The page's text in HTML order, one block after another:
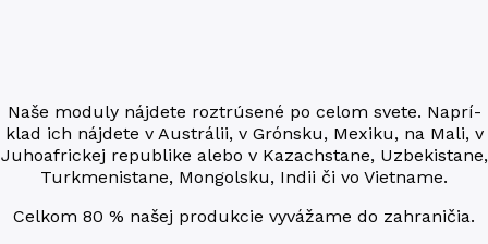
Naše modu­ly nájde­te roztrúsené po celom svete. Naprí­
klad ich nájde­te v Aus­trá­lii, v Grón­sku, Mexi­ku, na Mali, v
Juho­af­ric­kej repub­li­ke alebo v Kaza­chsta­ne, Uzbekista­ne,
Turkme­nista­ne, Mon­gol­sku, Indii či vo Vietname.
Cel­kom 80 % našej pro­duk­cie vyvá­ža­me do zahraničia.